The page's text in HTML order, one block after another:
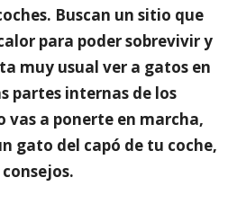
Buscan un sitio que
para poder sobrevivir y
muy usual ver a gatos en
partes internas de los
vas a ponerte en marcha,
gato del capó de tu coche,
.